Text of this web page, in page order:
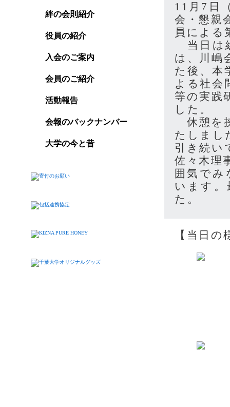
11月7日
会・懇親
員による
当日は
は、川嶋
た後、本
よる社会
等の実践
した。
休憩を
たしまし
引き続い
佐々木理
囲気で
います。
た。
【当日の
絆の会則紹介
役員の紹介
入会のご案内
会員のご紹介
活動報告
会報のバックナンバー
大学の今と昔